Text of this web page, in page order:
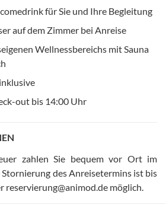
für Sie und Ihre Begleitung
auf dem Zimmer bei Anreise
Wellnessbereichs mit Sauna
out bis 14:00 Uhr
zahlen Sie bequem vor Ort im
Stornierung des Anreisetermins ist bis
reservierung@animod.de möglich